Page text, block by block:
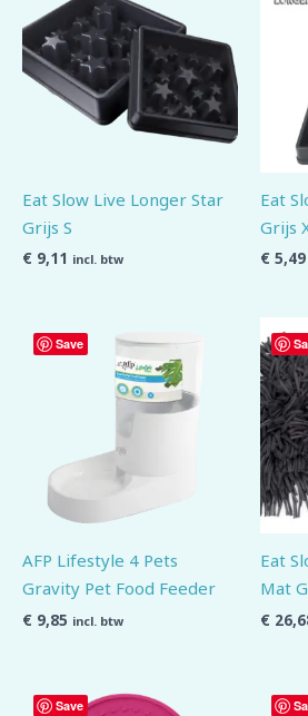
Eat Slow Live Longer Star
Grijs S
€ 9,11 incl. btw
Eat
Grijs
€ 5,49
Save
AFP Lifestyle 4 Pets
Gravity Pet Food Feeder
€ 9,85 incl. btw
Eat
Mat
€
Save